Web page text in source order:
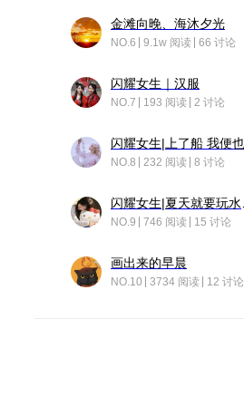
金滩向晚、海沐夕光
NO.6 9.1w 阅读 66 讨论
闪耀女生｜汉服
NO.7 193 阅读 2 讨论
NO.8 232 阅读 8 讨论
NO.9 746 阅读 15 讨论
画出来的早晨
NO.10 3734 阅读 12 讨论